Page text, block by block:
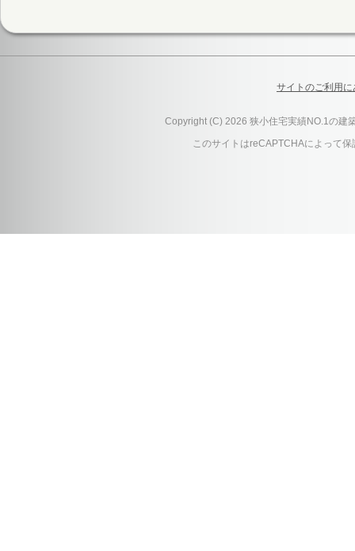
サイトのご利用に
Copyright (C) 2026 狭小住宅実績NO.1の建
このサイトはreCAPTCHAによって